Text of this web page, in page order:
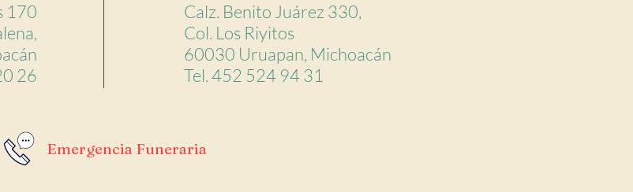
170
26
Calz. Benito Juárez 330,
Col. Los Riyitos
60030 Uruapan, Michoacán
Tel. 452 524 94 31
Emergencia Funeraria